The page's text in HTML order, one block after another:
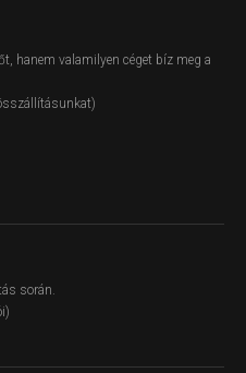
hanem valamilyen céget bíz meg a
során.